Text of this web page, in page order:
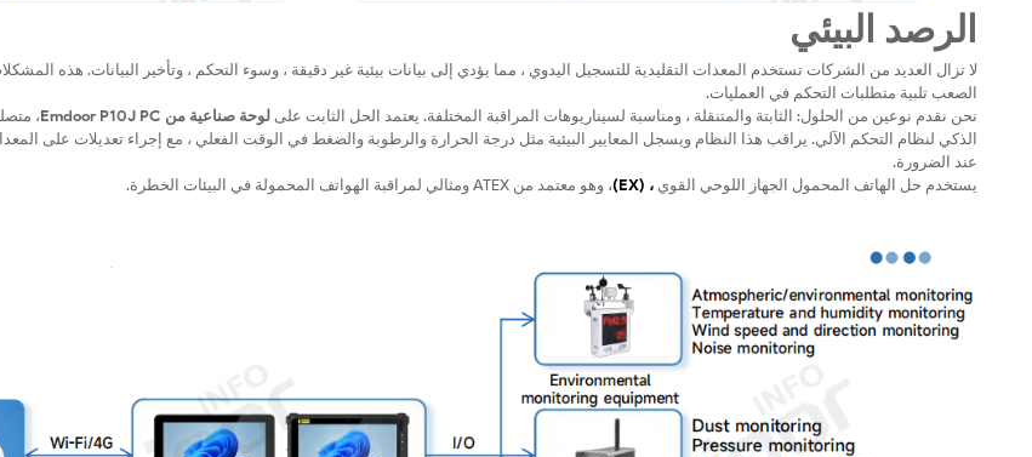
الرصد البيئي
لا تزال العديد من الشركات تستخدم المعدات التقليدية للتسجيل اليدوي ، مما يؤدي إلى بيانات بيئية غير دقيقة ، وسوء التحكم ، وتأخير البيانات. هذه
الصعب تلبية متطلبات التحكم في العمليات.
نحن نقدم نوعين من الحلول: الثابتة والمتنقلة ، ومناسبة لسيناريوهات المراقبة المختلفة. يعتمد الحل الثابت على لوحة صناعية من Emdoor P10J PC
،
الذكي لنظام التحكم الآلي. يراقب هذا النظام ويسجل المعايير البيئية مثل درجة الحرارة والرطوبة والضغط في الوقت الفعلي ، مع إجراء تعديلات على
عند الضرورة.
يستخدم حل الهاتف المحمول الجهاز اللوحي القوي ، (EX) ، وهو معتمد من ATEX ومثالي لمراقبة الهواتف المحمولة في البيئات الخطرة.